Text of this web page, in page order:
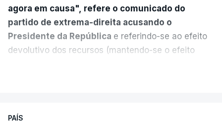
agora em causa", refere o comunicado do
partido de extrema-direita acusando o
Presidente da República e referindo-se ao efeito
devolutivo dos recursos (mantendo-se o efeito
quanto à possibilidade de expulsar do país
PAÍS